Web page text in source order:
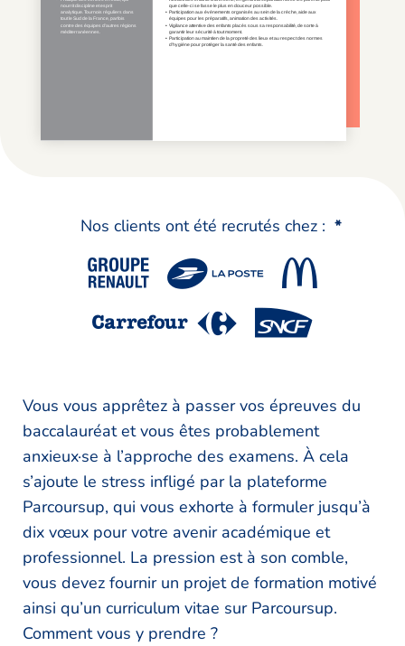
Nos clients ont été recrutés chez : *
Vous vous apprêtez à passer vos épreuves du
baccalauréat et vous êtes probablement
anxieux·se à l’approche des examens. À cela
s’ajoute le stress infligé par la plateforme
Parcoursup, qui vous exhorte à formuler jusqu’à
dix vœux pour votre avenir académique et
professionnel. La pression est à son comble,
vous devez fournir un projet de formation motivé
ainsi qu’un curriculum vitae sur Parcoursup.
Comment vous y prendre ?